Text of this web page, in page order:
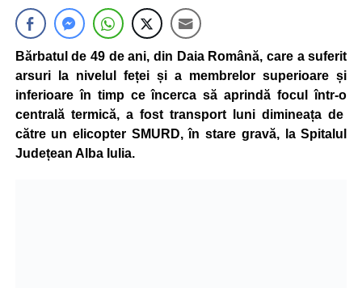
Bărbatul de 49 de ani, din Daia Română, care a suferit
arsuri la nivelul feței și a membrelor superioare și
inferioare în timp ce încerca să aprindă focul într-o
centrală termică, a fost transport luni dimineața de
către un elicopter SMURD, în stare gravă, la Spitalul
Județean Alba Iulia.